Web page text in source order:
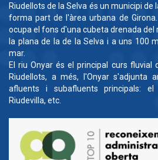
Riudellots de la Selva és un municipi de
forma part de l'àrea urbana de
ocupa el fons d'una cubeta drenada del
la plana de la de la Selva i a uns 100
mar.
El riu Onyar és el principal curs fluvial
Riudellots, a més, l'Onyar s'adjunta
afluents i subafluents principals: el
Riudevilla, etc.